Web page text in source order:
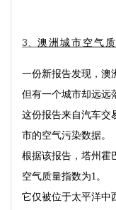
3、 澳洲城市空气
一份新报告发现，澳
但有一个城市却远远
这份报告来自汽车交
市的空气污染数据。
根据该报告，塔州霍
空气质量指数为1。
它仅被位于太平洋中